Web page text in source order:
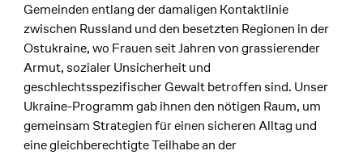
Gemeinden entlang der damaligen Kontaktlinie
zwischen Russland und den besetzten Regionen in der
Ostukraine, wo Frauen seit Jahren von grassierender
Armut, sozialer Unsicherheit und
geschlechtsspezifischer Gewalt betroffen sind. Unser
Ukraine-Programm gab ihnen den nötigen Raum, um
gemeinsam Strategien für einen sicheren Alltag und
eine gleichberechtigte Teilhabe an der